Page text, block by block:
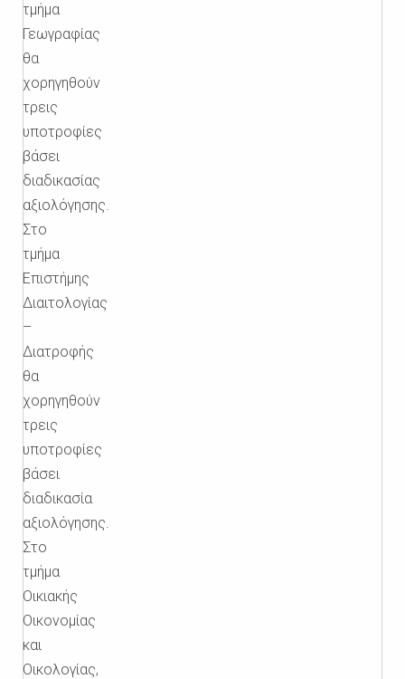
τμήμα
Γεωγραφίας
θα
χορηγηθούν
τρεις
υποτροφίες
βάσει
διαδικασίας
αξιολόγησης.
Στο
τμήμα
Επιστήμης
Διαιτολογίας
–
Διατροφής
θα
χορηγηθούν
τρεις
υποτροφίες
βάσει
διαδικασία
αξιολόγησης.
Στο
τμήμα
Οικιακής
Οικονομίας
και
Οικολογίας,